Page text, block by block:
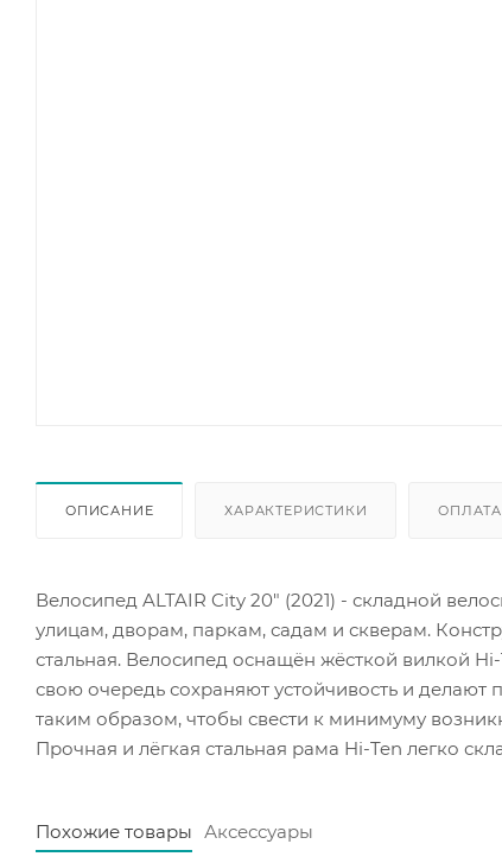
ОПИСАНИЕ ХАРАКТЕРИСТИКИ ОПЛАТА
Велосипед ALTAIR City 20" (2021) - складной
улицам, дворам, паркам, садам и скверам.
стальная. Велосипед оснащён жёсткой вилкой
свою очередь сохраняют устойчивость и
таким образом, чтобы свести к минимуму
Прочная и лёгкая стальная рама Hi-Ten легко
Похожие товары Аксессуары